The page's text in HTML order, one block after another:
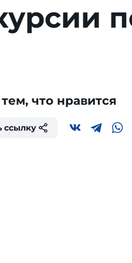
что нравится
ссылку